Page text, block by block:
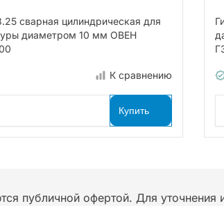
сварная цилиндрическая для
диаметром 10 мм ОВЕН
К сравнению
Купить
публичной офертой. Для